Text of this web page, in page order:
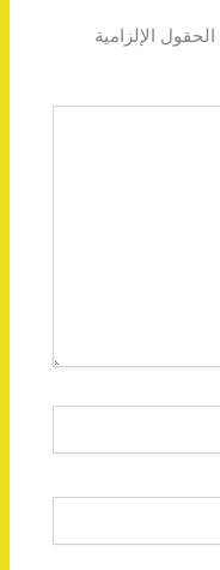
الحقول الإلزامية